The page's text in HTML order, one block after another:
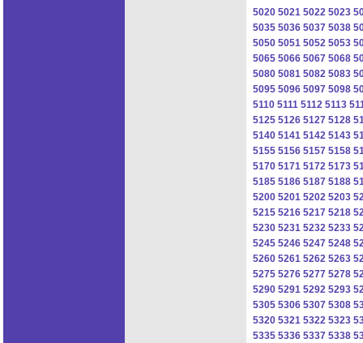
5020 5021 5022 5023
5035 5036 5037 5038
5050 5051 5052 5053
5065 5066 5067 5068
5080 5081 5082 5083
5095 5096 5097 5098
5110 5111 5112 5113
5125 5126 5127 5128
5140 5141 5142 5143
5155 5156 5157 5158
5170 5171 5172 5173
5185 5186 5187 5188
5200 5201 5202 5203
5215 5216 5217 5218
5230 5231 5232 5233
5245 5246 5247 5248
5260 5261 5262 5263
5275 5276 5277 5278
5290 5291 5292 5293
5305 5306 5307 5308
5320 5321 5322 5323
5335 5336 5337 5338